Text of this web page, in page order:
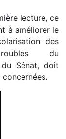
lecture, ce
à améliorer le
des
du
du Sénat, doit